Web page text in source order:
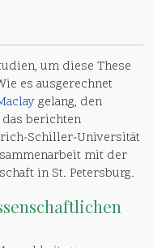
um diese These
es ausgerechnet
gelang, den
das berichten
Schiller-Universität
mit der
in St. Petersburg.